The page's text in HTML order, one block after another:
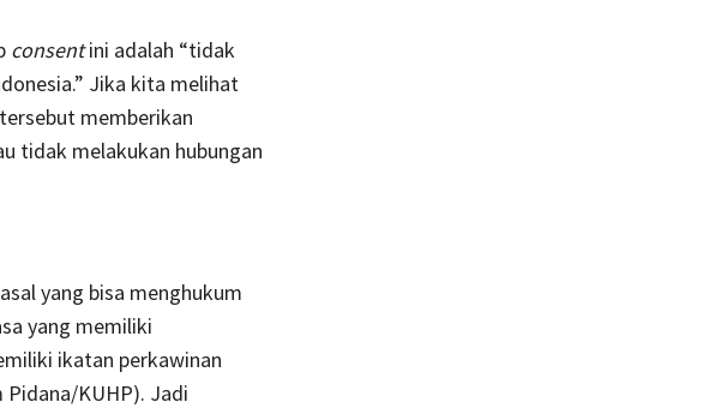
consentini adalah “tidak
Jika kita melihat
memberikan
tidak melakukan hubungan
yang bisa menghukum
yang memiliki
ikatan perkawinan
Pidana/KUHP). Jadi